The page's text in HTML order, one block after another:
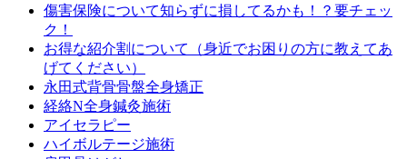
傷害保険について知らずに損してるかも！？要チェッ
ク！
お得な紹介割について（身近でお困りの方に教えてあ
げてください）
永田式背骨骨盤全身矯正
経絡N全身鍼灸施術
アイセラピー
ハイボルテージ施術